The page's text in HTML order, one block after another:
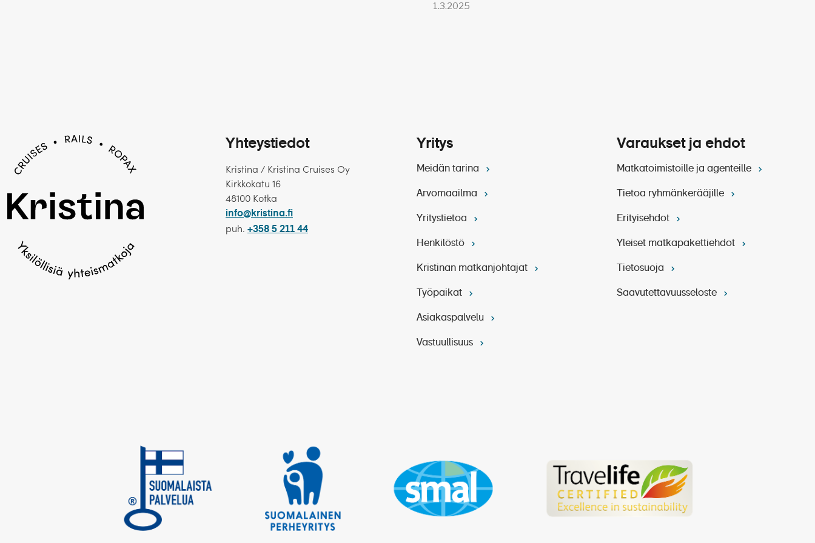
1.3.2025
Yhteystiedot
Kristina / Kristina Cruises Oy
Kirkkokatu 16
48100 Kotka
info@kristina.fi
puh. +358 5 211 44
Yritys
Meidän tarina
Arvomaailma
Yritystietoa
Henkilöstö
Kristinan matkanjohtajat
Työpaikat
Asiakaspalvelu
Vastuullisuus
Varaukset ja ehdot
Matkatoimistoille ja agenteille
Tietoa ryhmänkerääjille
Erityisehdot
Yleiset matkapakettiehdot
Tietosuoja
Saavutettavuusseloste